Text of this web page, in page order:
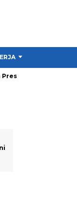
2026: Persib